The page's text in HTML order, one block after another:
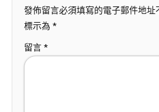
發佈留言必須填寫的電子郵件地址
標示為 *
留言 *